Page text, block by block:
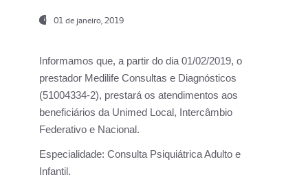
01 de janeiro, 2019
Informamos que, a partir do dia 01/02/2019, o
prestador Medilife Consultas e Diagnósticos
(51004334-2), prestará os atendimentos aos
beneficiários da Unimed Local, Intercâmbio
Federativo e Nacional.
Especialidade: Consulta Psiquiátrica Adulto e
Infantil.